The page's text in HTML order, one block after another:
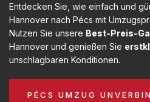
Entdecken Sie, wie einfach und
Hannover nach Pécs mit
Nutzen Sie unsere Best-Preis-
Hannover und genießen Sie
unschlagbaren Konditionen.
PÉCS UMZUG